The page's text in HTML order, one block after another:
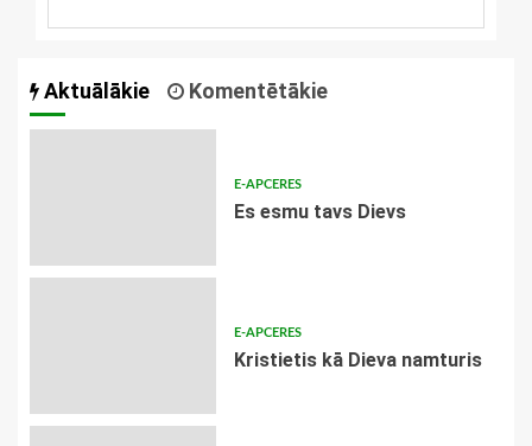
Aktuālākie Komentētākie
E-APCERES
Es esmu tavs Dievs
E-APCERES
Kristietis kā Dieva namturis